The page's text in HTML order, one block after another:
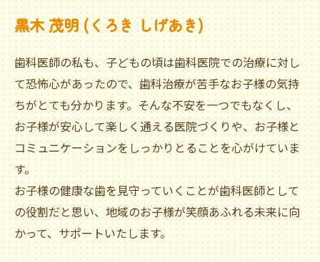
黒木 茂明 (くろき しげあき)
歯科医師の私も、子どもの頃は歯科医院での治療に対し
て恐怖心があったので、歯科治療が苦手なお子様の気持
ちがとても分かります。そんな不安を一つでもなくし、
お子様が安心して楽しく通える医院づくりや、お子様と
コミュニケーションをしっかりとることを心がけていま
す。
お子様の健康な歯を見守っていくことが歯科医師として
の役割だと思い、地域のお子様が笑顔あふれる未来に向
かって、サポートいたします。